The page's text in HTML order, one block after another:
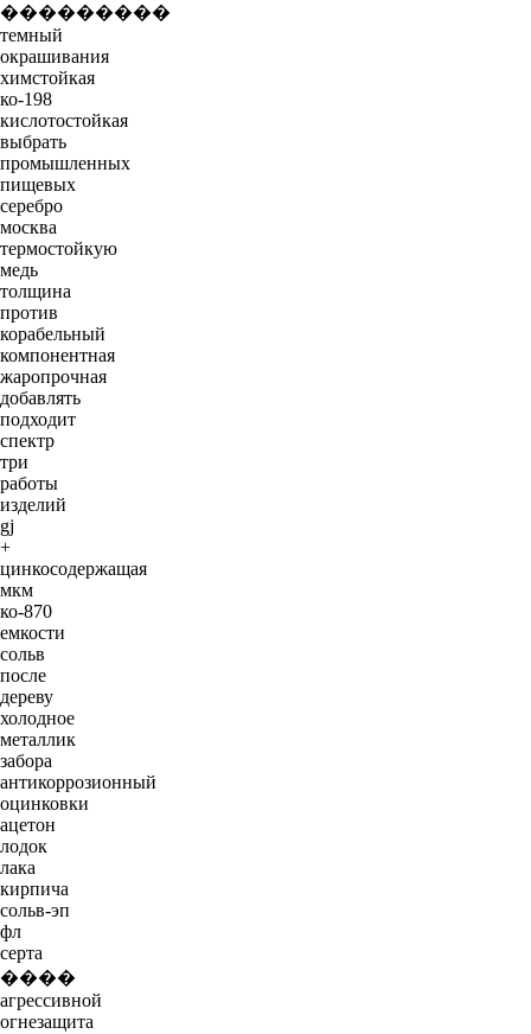
���������
темный
окрашивания
химстойкая
ко-198
кислотостойкая
выбрать
промышленных
пищевых
серебро
москва
термостойкую
медь
толщина
против
корабельный
компонентная
жаропрочная
добавлять
подходит
спектр
три
работы
изделий
gj
+
цинкосодержащая
мкм
ко-870
емкости
сольв
после
дереву
холодное
металлик
забора
антикоррозионный
оцинковки
ацетон
лодок
лака
кирпича
сольв-эп
фл
серта
����
агрессивной
огнезащита